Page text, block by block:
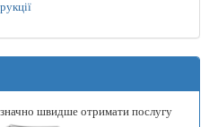
швидше отримати послугу